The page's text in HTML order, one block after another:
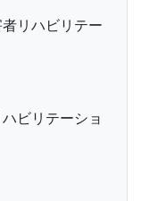
リハビリテー
ビリテーショ